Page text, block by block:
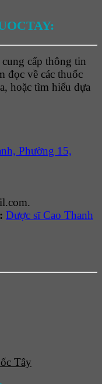
cấp thông tin
đọc về các thuốc
hoặc tìm hiểu dựa
Phường 15,
Dược sĩ Cao Thanh
Tây